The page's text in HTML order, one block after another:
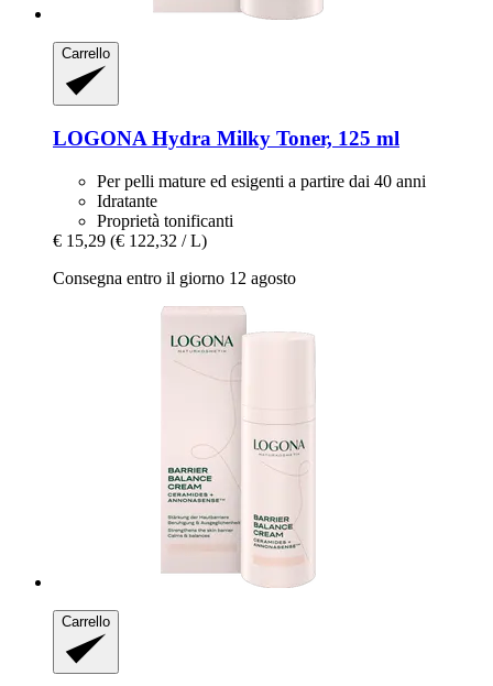
Carrello
LOGONA Hydra Milky Toner, 125 ml
Per pelli mature ed esigenti a partire dai 40 anni
Idratante
Proprietà tonificanti
€ 15,29 (€ 122,32 / L)
Consegna entro il giorno 12 agosto
Carrello